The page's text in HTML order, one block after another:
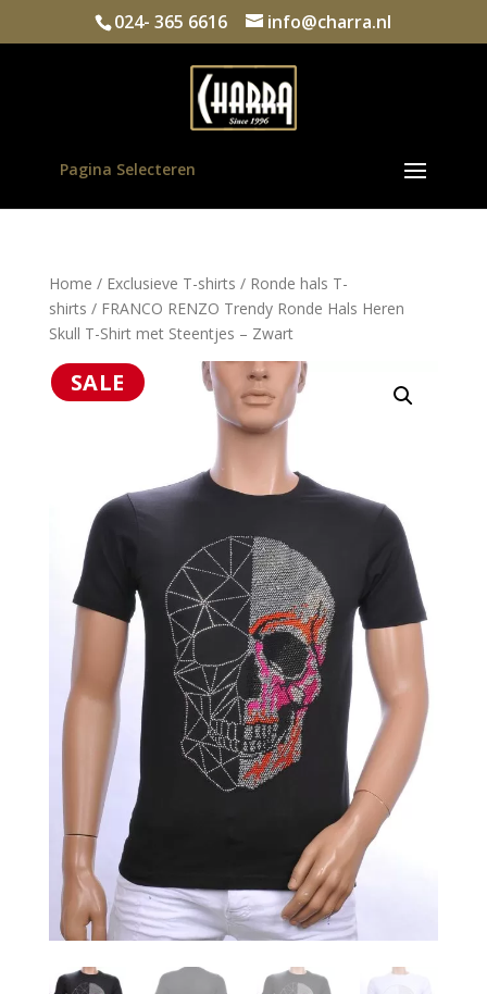
024- 365 6616 info@charra.nl
Pagina Selecteren
Home / Exclusieve T-shirts / Ronde hals T-
shirts / FRANCO RENZO Trendy Ronde Hals Heren
Skull T-Shirt met Steentjes – Zwart
SALE